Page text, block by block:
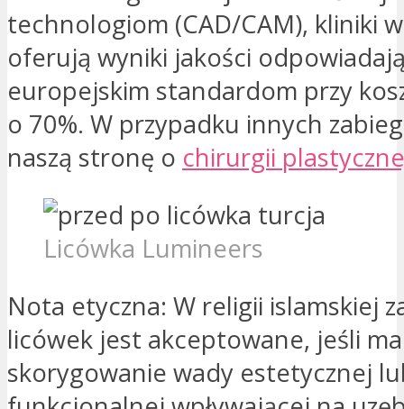
technologiom (CAD/CAM), kliniki
oferują wyniki jakości
europejskim standardom przy
o 70%. W przypadku innych
naszą stronę o chirurgii
Licówka Lumineers
Nota etyczna: W religii islamskiej
licówek jest akceptowane, jeśli
skorygowanie wady estetycznej